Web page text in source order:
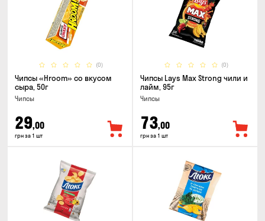
(0)
Чипсы «Hroom» со вкусом
сыра, 50г
Чипсы
29,00
грн за 1 шт
(0)
Чипсы Lays Max Strong чили и
лайм, 95г
Чипсы
73,00
грн за 1 шт